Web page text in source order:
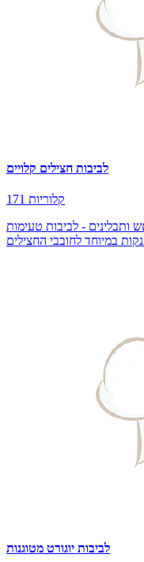
לביבות חצילים קלויים
171 קלוריות
ותבלינים - לביבות טעימות
במיוחד לחובבי החצילים
לביבות יוגורט מטוגנות